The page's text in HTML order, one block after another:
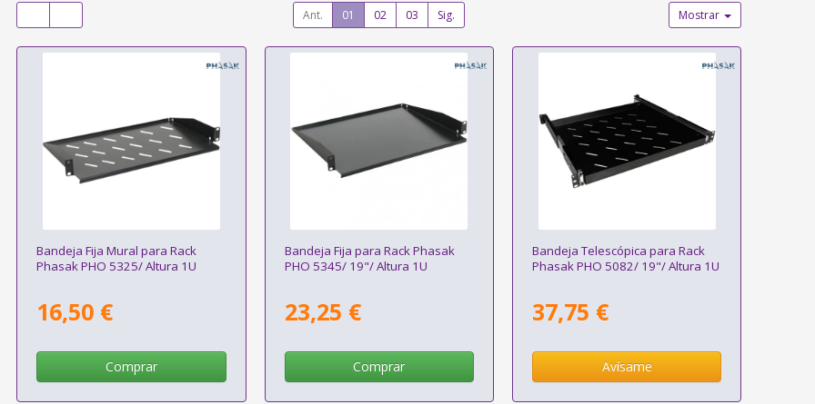
Ant. 01 02 03 Sig. Mostrar
Bandeja Fija Mural para Rack
Phasak PHO 5325/ Altura 1U
16,50 €
Comprar
Bandeja Fija para Rack Phasak
PHO 5345/ 19"/ Altura 1U
23,25 €
Comprar
Bandeja Telescópica para Rack
Phasak PHO 5082/ 19"/ Altura 1U
37,75 €
Avísame